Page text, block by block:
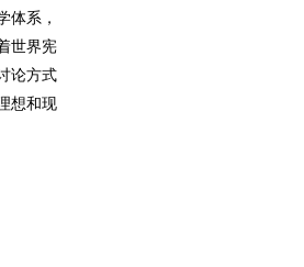
体系，
世界宪
论方式
想和现